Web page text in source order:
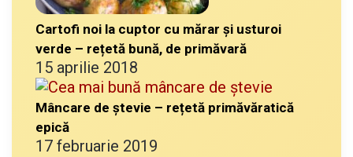
Cartofi noi la cuptor cu mărar și usturoi
verde – rețetă bună, de primăvară
15 aprilie 2018
Mâncare de ștevie – rețetă primăvăratică
epică
17 februarie 2019